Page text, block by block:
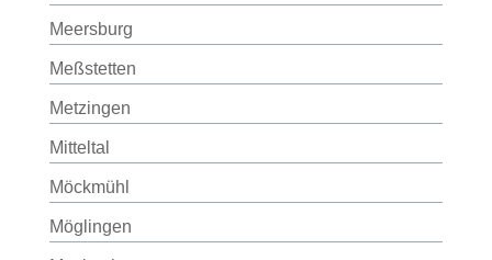
Meersburg
Meßstetten
Metzingen
Mitteltal
Möckmühl
Möglingen